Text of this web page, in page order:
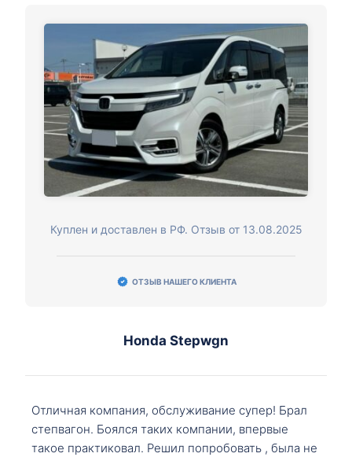
Куплен и доставлен в РФ. Отзыв от 13.08.2025
ОТЗЫВ НАШЕГО КЛИЕНТА
Honda Stepwgn
Отличная компания, обслуживание супер! Брал
степвагон. Боялся таких компании, впервые
такое практиковал. Решил попробовать , была не